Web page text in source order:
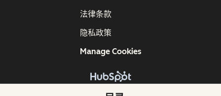
版权所有 © 2026 HubSpot, Inc.
法律条款
隐私政策
Manage Cookies